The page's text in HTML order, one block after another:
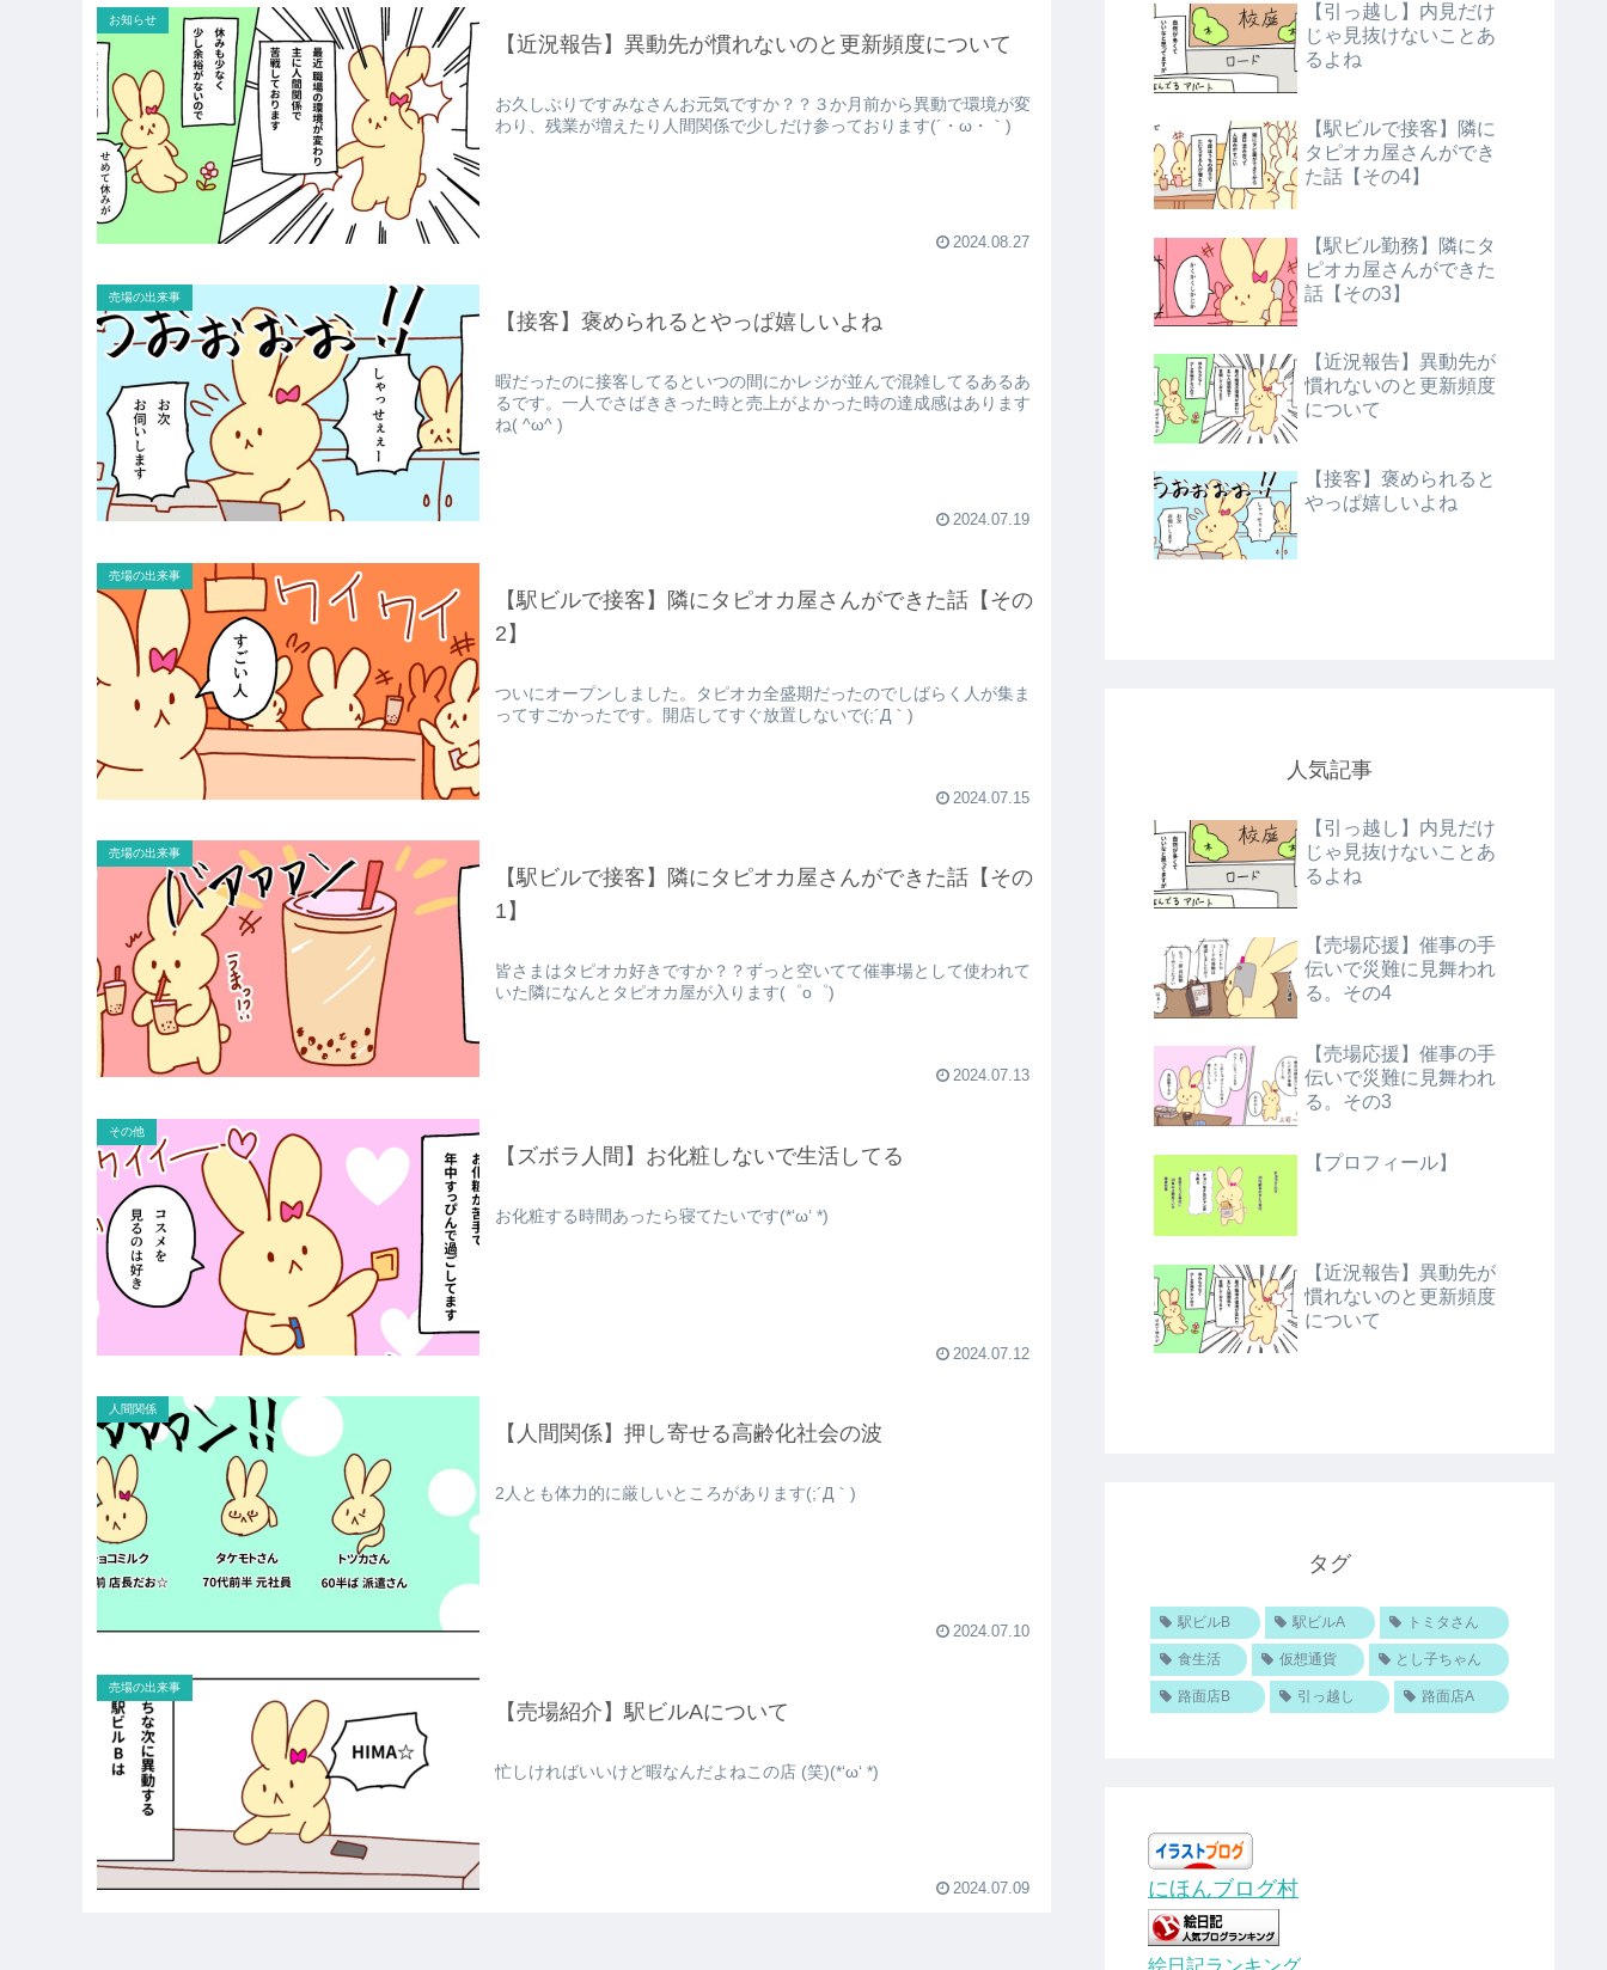
お知らせ
【近況報告】異動先が慣れないのと更新頻度について
お久しぶりですみなさんお元気ですか？？３か月前から異動で環境が変
わり、残業が増えたり人間関係で少しだけ参っております(´・ω・｀)
2024.08.27
売場の出来事
【接客】褒められるとやっぱ嬉しいよね
暇だったのに接客してるといつの間にかレジが並んで混雑してるあるあ
るです。一人でさばききった時と売上がよかった時の達成感はあります
ね( ^ω^ )
2024.07.19
売場の出来事
【駅ビルで接客】隣にタピオカ屋さんができた話【その
2】
ついにオープンしました。タピオカ全盛期だったのでしばらく人が集ま
ってすごかったです。開店してすぐ放置しないで(;´Д｀)
2024.07.15
売場の出来事
【駅ビルで接客】隣にタピオカ屋さんができた話【その
1】
皆さまはタピオカ好きですか？？ずっと空いてて催事場として使われて
いた隣になんとタピオカ屋が入ります(゜o゜)
2024.07.13
その他
【ズボラ人間】お化粧しないで生活してる
お化粧する時間あったら寝てたいです(*‘ω‘ *)
2024.07.12
人間関係
【人間関係】押し寄せる高齢化社会の波
2人とも体力的に厳しいところがあります(;´Д｀)
2024.07.10
売場の出来事
【売場紹介】駅ビルAについて
忙しければいいけど暇なんだよねこの店 (笑)(*‘ω‘ *)
2024.07.09
【引っ越し】内見だけ
じゃ見抜けないことあ
るよね
【駅ビルで接客】隣に
タピオカ屋さんができ
た話【その4】
【駅ビル勤務】隣にタ
ピオカ屋さんができた
話【その3】
【近況報告】異動先が
慣れないのと更新頻度
について
【接客】褒められると
やっぱ嬉しいよね
人気記事
【引っ越し】内見だけ
じゃ見抜けないことあ
るよね
【売場応援】催事の手
伝いで災難に見舞われ
る。その4
【売場応援】催事の手
伝いで災難に見舞われ
る。その3
【プロフィール】
【近況報告】異動先が
慣れないのと更新頻度
について
タグ
駅ビルB 駅ビルA トミタさん
食生活 仮想通貨 とし子ちゃん
路面店B 引っ越し 路面店A
にほんブログ村
絵日記ランキング